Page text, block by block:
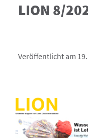
LION 8/
Veröffentlicht am